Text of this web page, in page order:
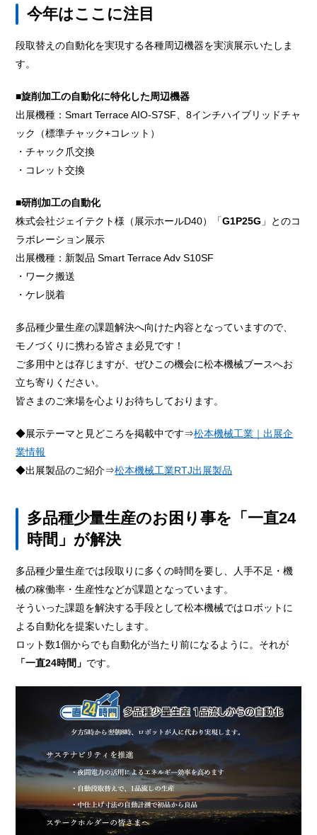
今年はここに注目
段取替えの自動化を実現する各種周辺機器を実演展示いたしま
す。
■旋削加工の自動化に特化した周辺機器
出展機種：Smart Terrace AIO-S7SF、8インチハイブリッドチャ
ック（標準チャック+コレット）
・チャック爪交換
・コレット交換
■研削加工の自動化
株式会社ジェイテクト様（展示ホールD40）「G1P25G 」とのコ
ラボレーション展示
出展機種：新製品 Smart Terrace Adv S10SF
・ワーク搬送
・ケレ脱着
多品種少量生産の課題解決へ向けた内容となっていますので、
モノづくりに携わる皆さま必見です！
ご多用中とは存じますが、ぜひこの機会に松本機械ブースへお
立ち寄りください。
皆さまのご来場を心よりお待ちしております。
◆展示テーマと見どころを掲載中です⇒松本機械工業｜出展企
業情報
◆出展製品のご紹介⇒松本機械工業RTJ出展製品
多品種少量生産のお困り事を「一直24
時間」が解決
多品種少量生産では段取りに多くの時間を要し、人手不足・機
械の稼働率・生産性などが課題となっています。
そういった課題を解決する手段として松本機械ではロボットに
よる自動化を提案いたします。
ロット数1個からでも自動化が当たり前になるように。それが
「一直24時間」 です。